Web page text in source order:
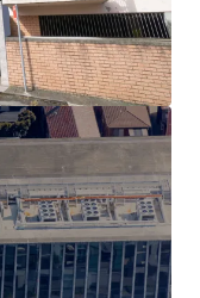
only a
Rail stop and
tightly held and
6km* from
leisure and
Centennial
nearby, with
20